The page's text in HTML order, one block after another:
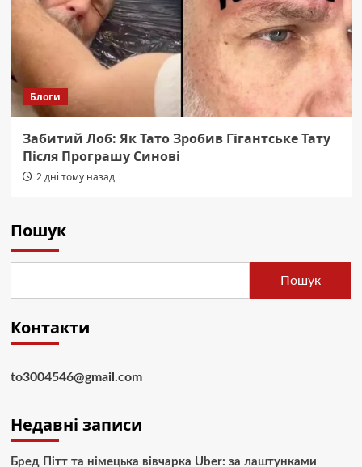
Блоги
Забитий Лоб: Як Тато Зробив Гігантське Тату
Після Програшу Синові
2 дні тому назад
Пошук
Пошук
Контакти
to3004546@gmail.com
Недавні записи
Бред Пітт та німецька вівчарка Uber: за лаштунками